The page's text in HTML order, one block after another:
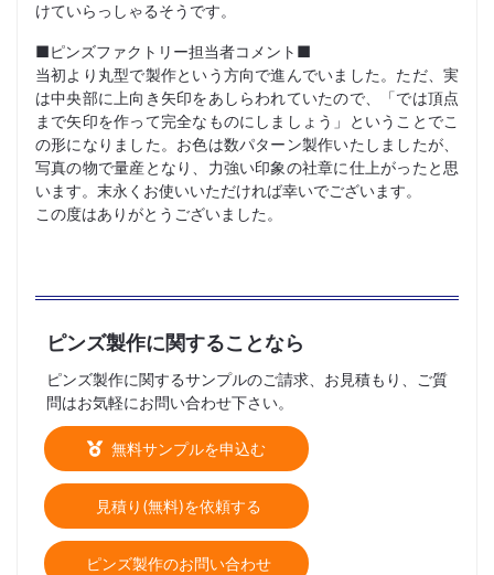
けていらっしゃるそうです。
■ピンズファクトリー担当者コメント■
当初より丸型で製作という方向で進んでいました。ただ、実
は中央部に上向き矢印をあしらわれていたので、「では頂点
まで矢印を作って完全なものにしましょう」ということでこ
の形になりました。お色は数パターン製作いたしましたが、
写真の物で量産となり、力強い印象の社章に仕上がったと思
います。末永くお使いいただければ幸いでございます。
この度はありがとうございました。
ピンズ製作に関することなら
ピンズ製作に関するサンプルのご請求、お見積もり、ご質
問はお気軽にお問い合わせ下さい。
無料サンプルを申込む
見積り(無料)を依頼する
ピンズ製作のお問い合わせ